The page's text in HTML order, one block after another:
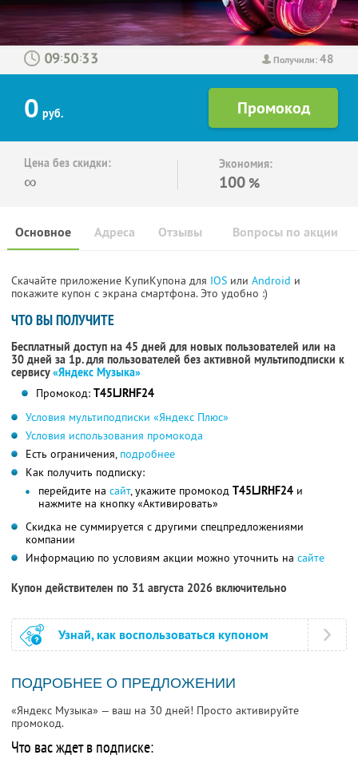
Получили:48
: :
0 руб.
Цена без скидки:
∞
Экономия:
100 %
Основное Отзывы Вопросы по акции
Адреса
Скачайте приложение КупиКупона для IOS или Android и
покажите купон с экрана смартфона. Это удобно :)
ЧТО ВЫ ПОЛУЧИТЕ
Бесплатный доступ на 45 дней для новых пользователей или на
30 дней за 1р. для пользователей без активной мультиподписки к
сервису«Яндекс Музыка»
Промокод: T45LJRHF24
Условия мультиподписки «Яндекс Плюс»
Условия использования промокода
Есть ограничения, подробнее
Как получить подписку:
перейдите на сайт, укажите промокод T45LJRHF24 и
нажмите на кнопку «Активировать»
Скидка не суммируется с другими спецпредложениями
компании
Информацию по условиям акции можно уточнить на сайте
Купон действителен по 31 августа 2026 включительно
Узнай, как воспользоваться купоном
ПОДРОБНЕЕ О ПРЕДЛОЖЕНИИ
«Яндекс Музыка» — ваш на 30 дней! Просто активируйте
промокод.
Что вас ждет в подписке: